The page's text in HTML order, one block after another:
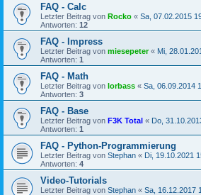
FAQ - Calc
Letzter Beitrag von Rocko « Sa, 07.02.2015
Antworten: 12
FAQ - Impress
Letzter Beitrag von miesepeter« Mi,
Antworten: 1
FAQ - Math
Letzter Beitrag von lorbass « Sa, 06.09.2014
Antworten: 3
FAQ - Base
Letzter Beitrag von F3K Total « Do,
Antworten: 1
FAQ - Python-Programmierung
Letzter Beitrag von Stephan « Di, 19.10.2021
Antworten: 4
Video-Tutorials
Letzter Beitrag von Stephan « Sa, 16.12.2017